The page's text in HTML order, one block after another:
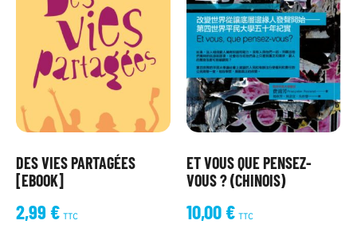
DES VIES PARTAGÉES
[EBOOK]
2,99 € TTC
ET VOUS QUE PENSEZ-
VOUS ? (CHINOIS)
10,00€ TTC